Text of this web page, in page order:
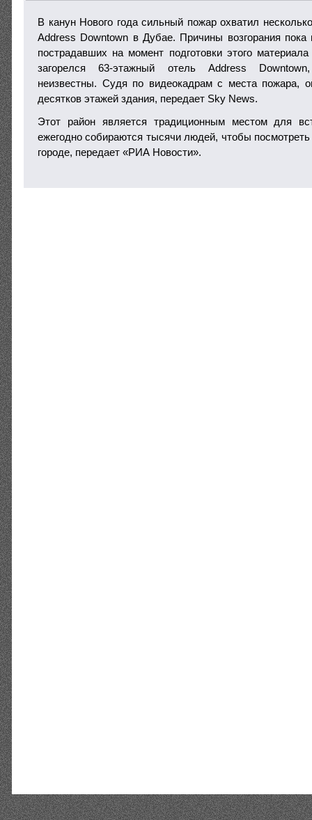
В канун Нового года сильный пожар охватил
Address Downtown в Дубае. Причины возгорания пока
пострадавших на момент подготовки этого
загорелся 63-этажный отель Address
неизвестны. Судя по видеокадрам с места пожара,
десятков этажей здания, передает Sky News.
Этот район является традиционным местом для
ежегодно собираются тысячи людей, чтобы
городе, передает «РИА Новости».